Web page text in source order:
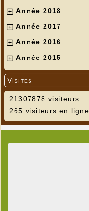
Année 2018
Année 2017
Année 2016
Année 2015
Visites
21307878 visiteurs
265 visiteurs en ligne